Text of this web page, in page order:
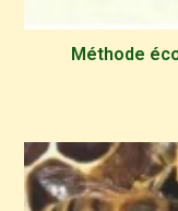
Méthode